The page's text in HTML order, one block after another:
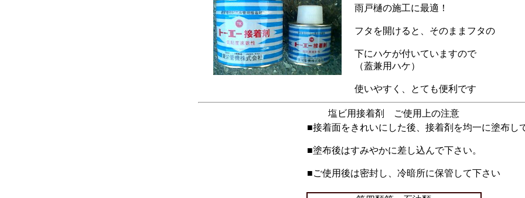
雨戸樋の施工に最適！
フタを開けると、そのままフタの
下にハケが付いていますので
（蓋兼用ハケ）
使いやすく、とても便利です
塩ビ用接着剤 ご使用上の注意
■接着面をきれいにした後、接着剤を均一に塗布し
■塗布後はすみやかに差し込んで下さい。
■ご使用後は密封し、冷暗所に保管して下さい